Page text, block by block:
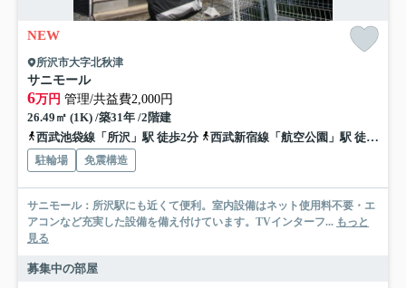
NEW
所沢市大字北秋津
サニモール
6万円 管理/共益費2,000円
26.49㎡ (1K) /築31年 /2階建
西武池袋線「所沢」駅 徒歩2分
西武新宿線「航空公園」駅 徒歩25分
駐輪場 免震構造
サニモール：所沢駅にも近くて便利。室内設備はネット使用料不要・エ
アコンなど充実した設備を備え付けています。TVインターフ... もっと
見る
募集中の部屋